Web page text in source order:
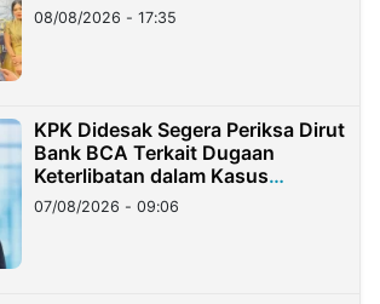
08/08/2026 - 17:35
KPK Didesak Segera Periksa Dirut
Bank BCA Terkait Dugaan
Keterlibatan dalam Kasus
Hilangnya Dana Nasabah Rp2,58
Miliar
07/08/2026 - 09:06